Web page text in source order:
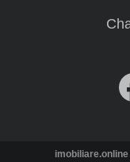
imobiliare.online